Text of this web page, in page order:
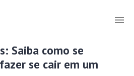
Saiba como se
se cair em um